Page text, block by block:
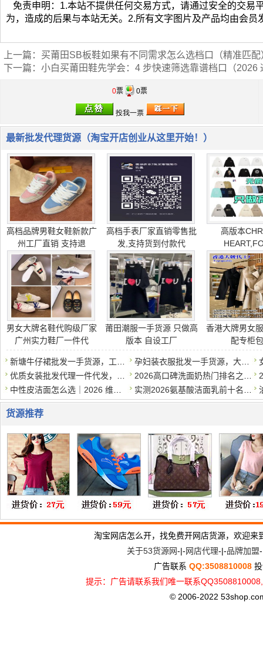
免责申明：1.本站不提供任何交易方式，请通过安全的交易
为，造成的后果与本站无关。2.所有文字图片及产品均由会
上一篇： 买莆田SB板鞋如果有不同需求怎么选档口（精准匹配
下一篇： 小白买莆田鞋先学会：4 步快速筛选靠谱档口（2026
0票 0票
最新批发代理货源（淘宝开店创业从这里开始！）
高档品牌男鞋女鞋新款广
州工厂直销 支持退
高档手表厂家直销零售批
发,支持货到付款代
高版本
男女大牌名鞋代购级厂家
广州实力鞋厂一件代
莆田潮服一手货源 只做高
版本 自设工厂
香港大牌男女
配专柜
货源推荐
淘宝网店怎么开，找免费开网店货源，欢迎
关于53货源网-|-网店代理-|-品牌加盟
广告联系 QQ:3508810008
提示：广告请联系我们唯一联系
© 2006-2022